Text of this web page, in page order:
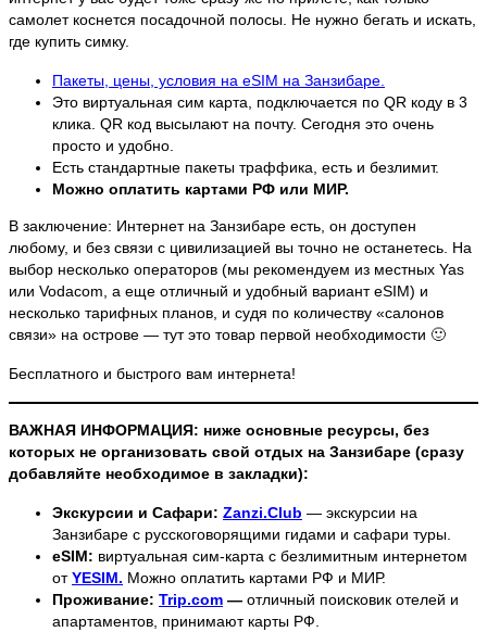
самолет коснется посадочной полосы. Не нужно бегать и искать,
где купить симку.
Пакеты, цены, условия на eSIM на Занзибаре.
Это виртуальная сим карта, подключается по QR коду в 3
клика. QR код высылают на почту. Сегодня это очень
просто и удобно.
Есть стандартные пакеты траффика, есть и безлимит.
Можно оплатить картами РФ или МИР.
В заключение: Интернет на Занзибаре есть, он доступен
любому, и без связи с цивилизацией вы точно не останетесь. На
выбор несколько операторов (мы рекомендуем из местных Yas
или Vodacom, а еще отличный и удобный вариант eSIM) и
несколько тарифных планов, и судя по количеству «салонов
связи» на острове — тут это товар первой необходимости 🙂
Бесплатного и быстрого вам интернета!
ВАЖНАЯ ИНФОРМАЦИЯ: ниже основные ресурсы, без
которых не организовать свой отдых на Занзибаре (сразу
добавляйте необходимое в закладки):
Экскурсии и Сафари: Zanzi.Club — экскурсии на
Занзибаре с русскоговорящими гидами и сафари туры.
eSIM: виртуальная сим-карта с безлимитным интернетом
отYESIM. Можно оплатить картами РФ и МИР.
Проживание: Trip.com — отличный поисковик отелей и
апартаментов, принимают карты РФ.